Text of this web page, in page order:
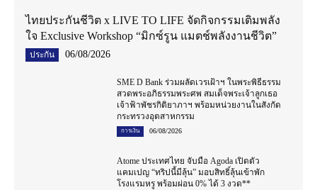
ไทยประกันชีวิต x LIVE TO LIFE จัดกิจกรรมเติมพลัง
ใจ Exclusive Workshop “มิกซ์รูน แมตช์พลังงานชีวิต”
ประกัน 06/08/2026
SME D Bank ร่วมผลัดเวรเฝ้าฯ ในพระพิธีธรรม
สวดพระอภิธรรมพระศพ สมเด็จพระเจ้าลูกเธอ
เจ้าฟ้าพัชรกิติยาภาฯ พร้อมหน่วยงานในสังกัด
กระทรวงอุตสาหกรรม
การเงิน 06/08/2026
Atome ประเทศไทย จับมือ Agoda เปิดตัว
แคมเปญ “ทริปนี้มีลุ้น” มอบสิทธิ์ลุ้นเข้าพัก
โรงแรมหรู พร้อมผ่อน 0% ได้ 3 งวด**